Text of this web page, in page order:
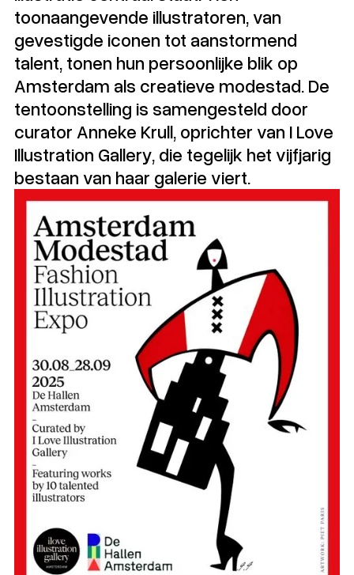
toonaangevende illustratoren, van
gevestigde iconen tot aanstormend
talent, tonen hun persoonlijke blik op
Amsterdam als creatieve modestad. De
tentoonstelling is samengesteld door
curator Anneke Krull, oprichter van I Love
Illustration Gallery, die tegelijk het vijfjarig
bestaan van haar galerie viert.